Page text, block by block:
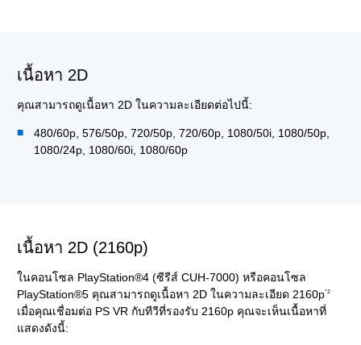
เนื้อหา 2D
คุณสามารถดูเนื้อหา 2D ในความละเอียดต่อไปนี้:
480/60p, 576/50p, 720/50p, 720/60p, 1080/50i, 1080/50p,
1080/24p, 1080/60i, 1080/60p
เนื้อหา 2D (2160p)
ในคอนโซล PlayStation®4 (ซีรีส์ CUH-7000) หรือคอนโซล
PlayStation®5 คุณสามารถดูเนื้อหา 2D ในความละเอียด 2160p*2
เมื่อคุณเชื่อมต่อ PS VR กับทีวีที่รองรับ 2160p คุณจะเห็นเนื้อหาที่
แสดงดังนี้: